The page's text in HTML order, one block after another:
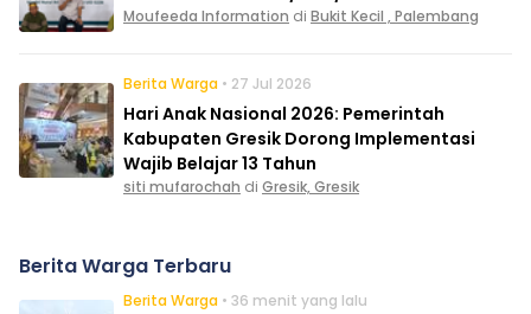
Moufeeda Information di Bukit Kecil , Palembang
Berita Warga • 27 Jul 2026
Hari Anak Nasional 2026: Pemerintah
Kabupaten Gresik Dorong Implementasi
Wajib Belajar 13 Tahun
siti mufarochah di Gresik, Gresik
Berita Warga Terbaru
Berita Warga • 36 menit yang lalu